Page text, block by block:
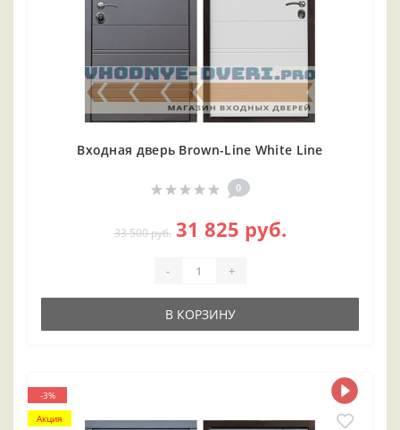
Входная дверь Brown-Line White Line
0
33 500 руб. 31 825 руб.
- +
В КОРЗИНУ
-3%
Акция